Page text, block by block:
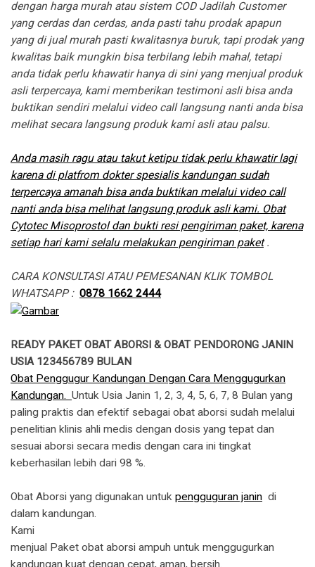
dengan harga murah atau sistem COD Jadilah Customer
yang cerdas dan cerdas, anda pasti tahu prodak apapun
yang di jual murah pasti kwalitasnya buruk, tapi prodak yang
kwalitas baik mungkin bisa terbilang lebih mahal, tetapi
anda tidak perlu khawatir hanya di sini yang menjual produk
asli terpercaya, kami memberikan testimoni asli bisa anda
buktikan sendiri melalui video call langsung nanti anda bisa
melihat secara langsung produk kami asli atau palsu.
Anda masih ragu atau takut ketipu tidak perlu khawatir lagi
karena di platfrom dokter spesialis kandungan sudah
terpercaya amanah bisa anda buktikan melalui video call
nanti anda bisa melihat langsung produk asli kami. Obat
Cytotec Misoprostol dan bukti resi pengiriman paket, karena
setiap hari kami selalu melakukan pengiriman paket.
CARA KONSULTASI ATAU PEMESANAN KLIK TOMBOL
WHATSAPP : 0878 1662 2444
READY PAKET OBAT ABORSI & OBAT PENDORONG JANIN
USIA 123456789 BULAN
Obat Penggugur Kandungan Dengan Cara Menggugurkan
Kandungan. Untuk Usia Janin 1, 2, 3, 4, 5, 6, 7, 8 Bulan yang
paling praktis dan efektif sebagai obat aborsi sudah melalui
penelitian klinis ahli medis dengan dosis yang tepat dan
sesuai aborsi secara medis dengan cara ini tingkat
keberhasilan lebih dari 98 %.
Obat Aborsi yang digunakan untuk pengguguran janin di
dalam kandungan.
​Kami
menjual Paket obat aborsi ampuh untuk menggugurkan
kandungan kuat dengan cepat, aman, bersih.